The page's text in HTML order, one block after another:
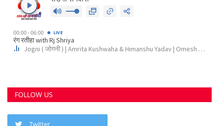
FOLLOW US